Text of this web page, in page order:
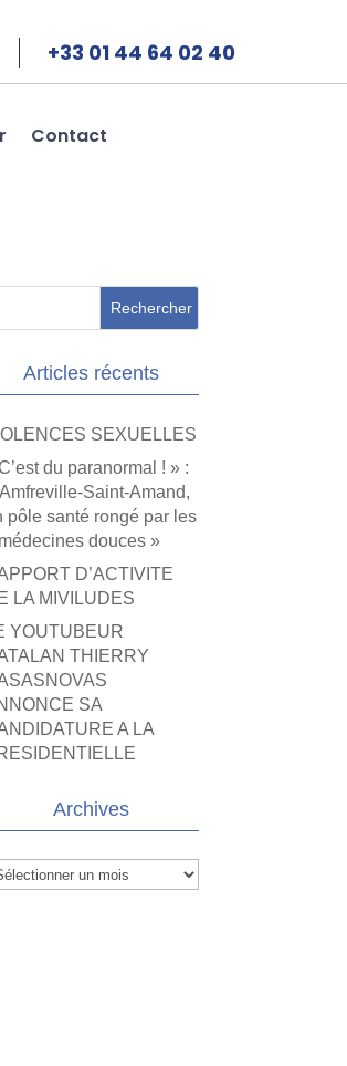
+33 01 44 64 02 40
Contact
Articles récents
SEXUELLES
du paranormal ! » :
Saint-Amand,
pôle santé rongé par les
douces »
D’ACTIVITE
LA MIVILUDES
YOUTUBEUR
THIERRY
SA
A LA
Archives